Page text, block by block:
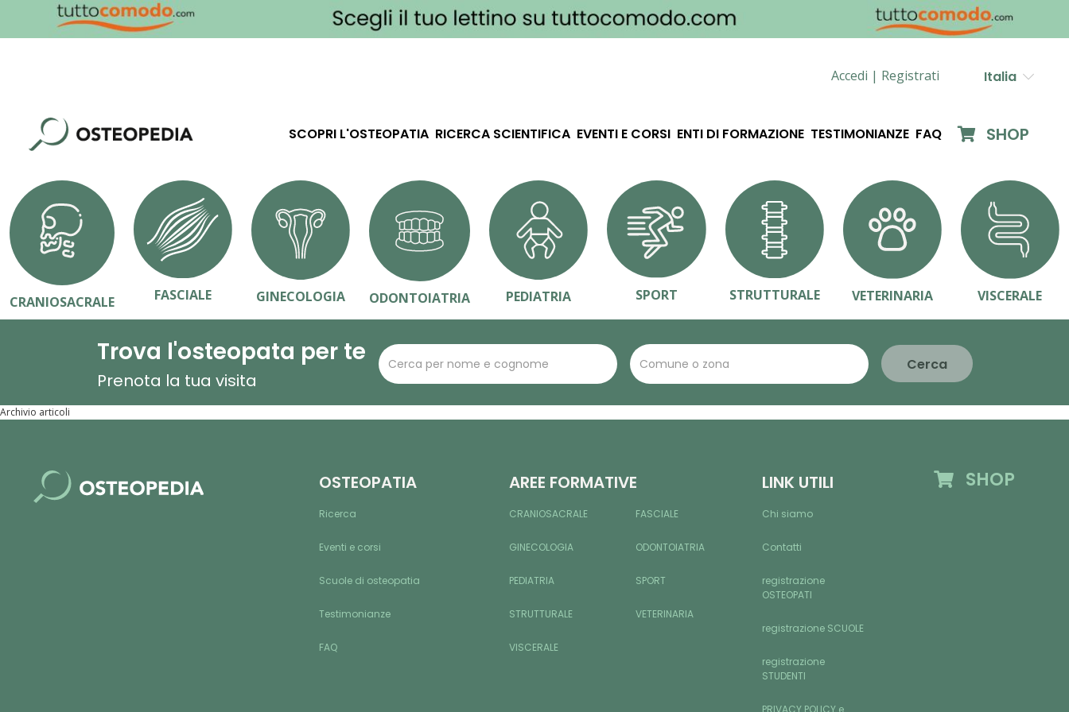
Accedi | Registrati Italia
SCOPRI L'OSTEOPATIA RICERCA SCIENTIFICA EVENTI E CORSI ENTI DI FORMAZIONE TESTIMONIANZE FAQ SHOP
CRANIOSACRALE FASCIALE GINECOLOGIA ODONTOIATRIA PEDIATRIA SPORT STRUTTURALE VETERINARIA VISCERALE
Trova l'osteopata per te
Prenota la tua visita
Cerca
Archivio articoli
OSTEOPATIA
Ricerca
Eventi e corsi
Scuole di osteopatia
Testimonianze
FAQ
AREE FORMATIVE
CRANIOSACRALE FASCIALE
GINECOLOGIA ODONTOIATRIA
PEDIATRIA SPORT
STRUTTURALE VETERINARIA
VISCERALE
LINK UTILI
Chi siamo
Contatti
registrazione
OSTEOPATI
registrazione SCUOLE
registrazione
STUDENTI
PRIVACY POLICY e
SHOP